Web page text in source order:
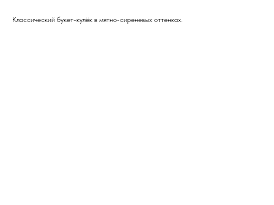
Классический букет-кулёк в мятно-сиреневых оттенках.